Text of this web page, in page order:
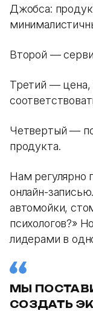
Джобса:
Второй —
Третий — цена,
Четвертый —
продукта.
Нам регулярно
онлайн-
автомойки,
психологов?»
лидерами в
МЫ
СОЗДАТЬ